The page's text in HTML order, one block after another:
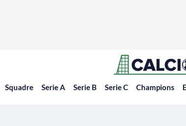
Squadre Serie A Serie B Serie C Champions